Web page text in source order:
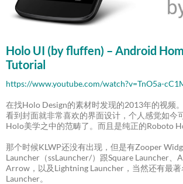
Holo UI (by fluffen) – Android
Tutorial
https://www.youtube.com/watch?v=TnO5a-
在找Holo Design的素材时发现的2013年的视频。
看到封面就非常喜欢的界面设计，个人感觉如今
Holo美学之中的范畴了。而且是纯正的Roboto
那个时候KLWP还没有出现，但是有Zooper
Launcher（ssLauncher/）跟Square Launcher、
Arrow，以及Lightning Launcher，当然还有最
Launcher。